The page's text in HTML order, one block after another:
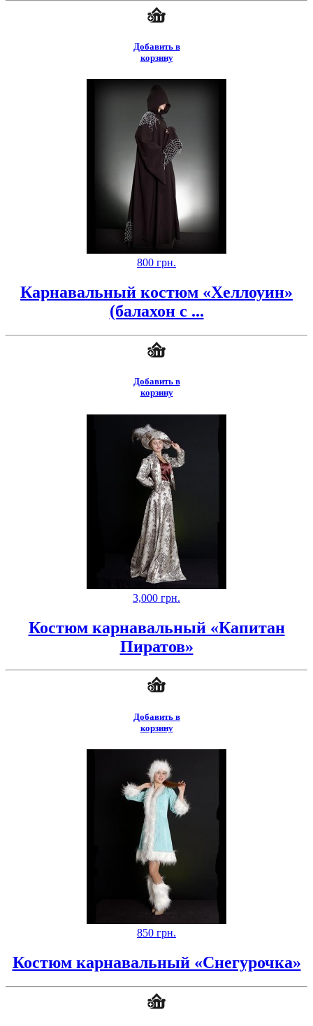
Добавить в
корзину
800 грн.
Карнавальный костюм «Хеллоуин»
(балахон с ...
Добавить в
корзину
3,000 грн.
Костюм карнавальный «Капитан
Пиратов»
Добавить в
корзину
850 грн.
Костюм карнавальный «Снегурочка»